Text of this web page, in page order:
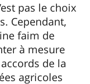
pas le choix
Cependant,
faim de
à mesure
de la
agricoles